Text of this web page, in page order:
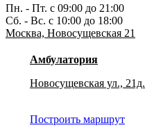
Пн. - Пт. с 09:00 до 21:00
Сб. - Вс. с 10:00 до 18:00
Москва, Новосущевская 21
Амбулатория
Новосущевская ул., 21д.
Построить маршрут